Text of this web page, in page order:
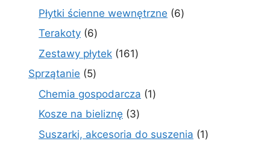
produktów
Płytki ścienne wewnętrzne 66
Terakoty 66
produktów
Zestawy płytek 161161
Sprzątanie 55
produktów
Chemia gospodarcza 11
Kosze na bieliznę 33
produkty
Suszarki, akcesoria do suszenia 11